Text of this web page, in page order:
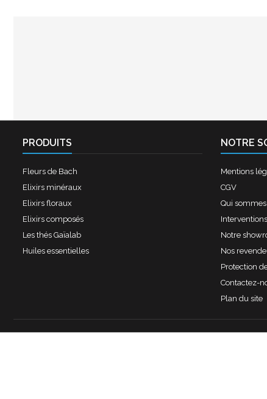
PRODUITS
Fleurs de Bach
Elixirs minéraux
Elixirs floraux
Elixirs composés
Les thés Gaïalab
Huiles essentielles
NOTRE
Mentions
CGV
Qui
Notre
Nos
Protection
Contactez-
Plan du site